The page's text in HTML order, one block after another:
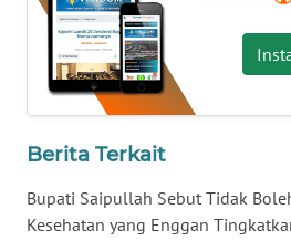
Berita Terkait
Bupati Saipullah Sebut Tidak
Kesehatan yang Enggan
WN
MALUKU
MALUT
WN
DAIRI